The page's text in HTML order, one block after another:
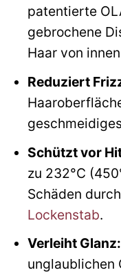
patentierte
gebrochene
Haar von
Reduziert
Schützt vor
zu 232°C
Schäden durch
Lockenstab.
Verleiht Glanz:
unglaublichen